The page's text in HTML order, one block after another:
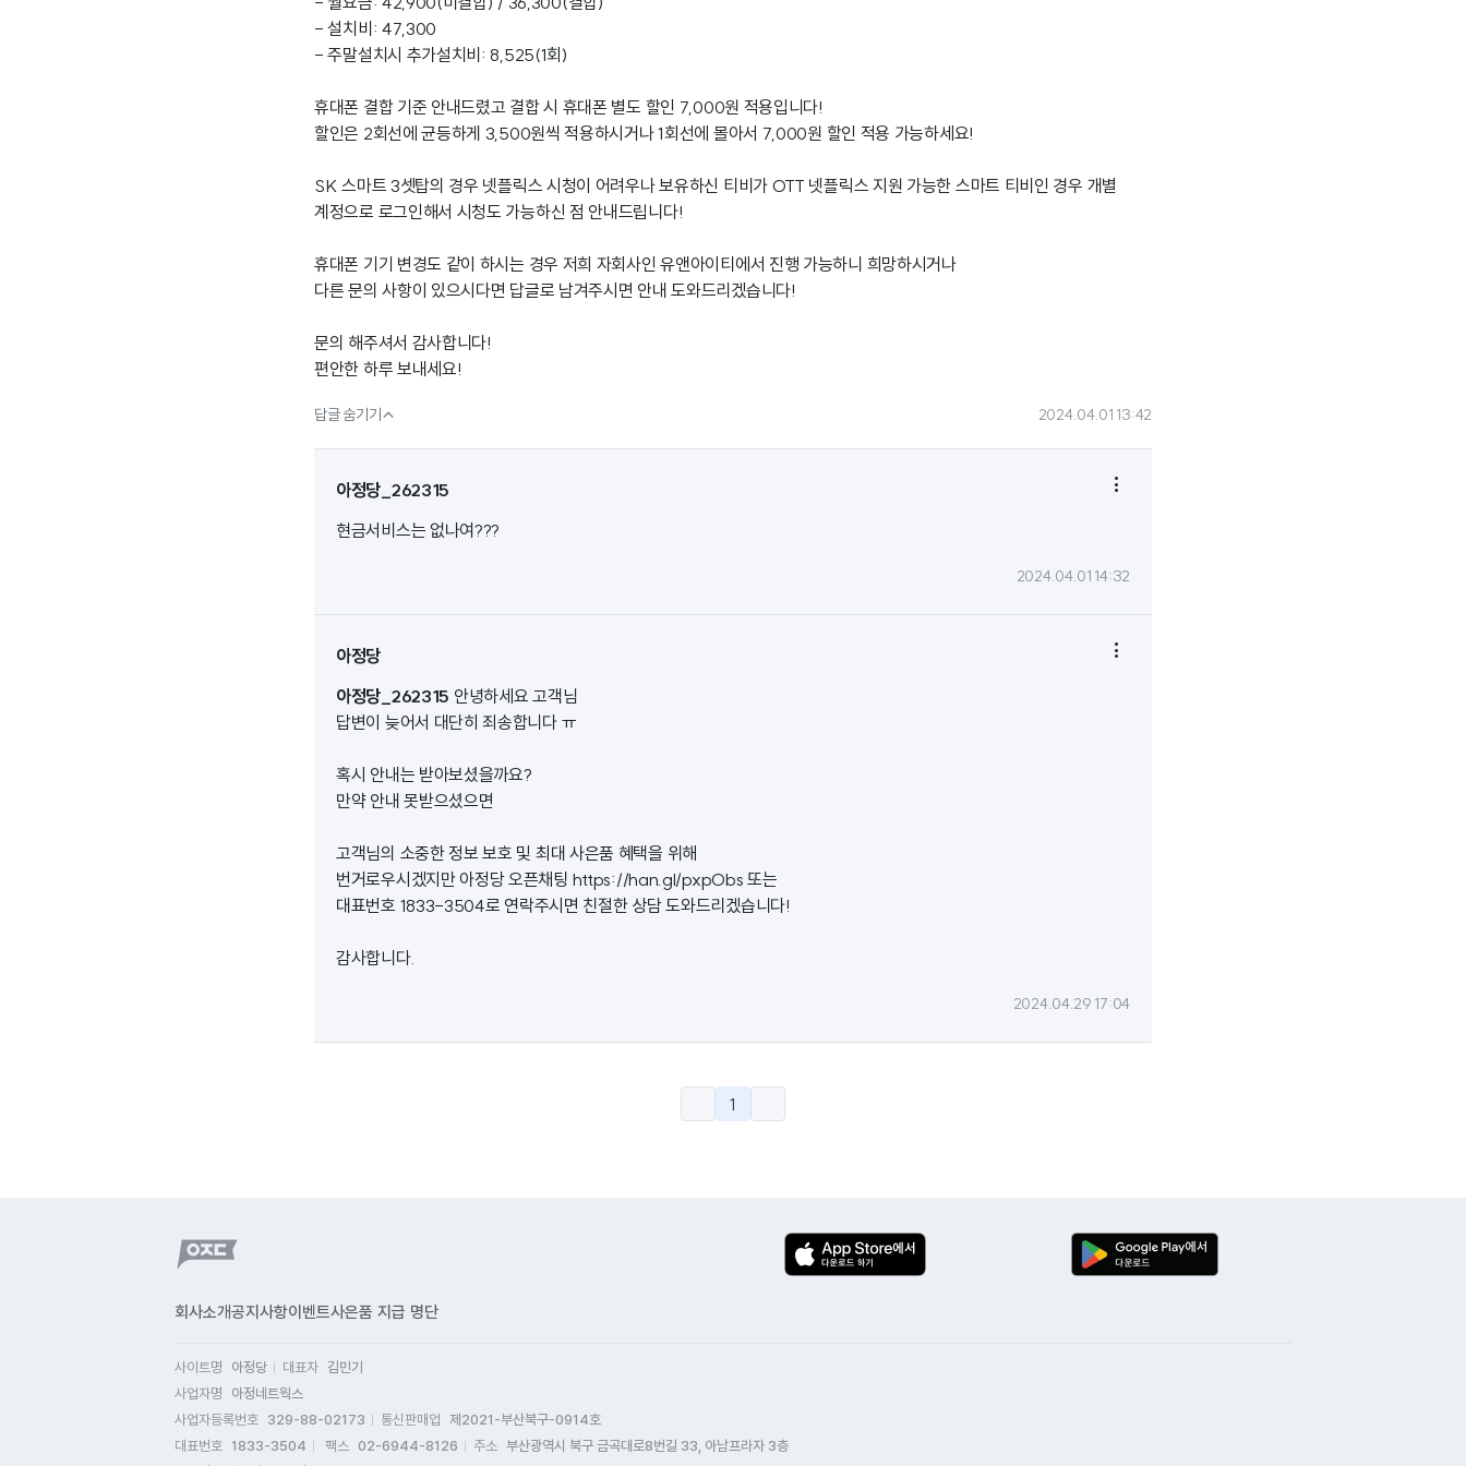
- 설치비: 47,300
- 주말설치시 추가설치비: 8,525(1회)
휴대폰 결합 기준 안내드렸고 결합 시 휴대폰 별도 할인 7,000원 적용입니다!
할인은 2회선에 균등하게 3,500원씩 적용하시거나 1회선에 몰아서 7,000원 할인 적용 가능하세요!
SK 스마트 3셋탑의 경우 넷플릭스 시청이 어려우나 보유하신 티비가 OTT 넷플릭스 지원 가능한 스마트 티비인 경우 개별
계정으로 로그인해서 시청도 가능하신 점 안내드립니다!
휴대폰 기기 변경도 같이 하시는 경우 저희 자회사인 유앤아이티에서 진행 가능하니 희망하시거나
다른 문의 사항이 있으시다면 답글로 남겨주시면 안내 도와드리겠습니다!
문의 해주셔서 감사합니다!
편안한 하루 보내세요!
답글 숨기기 2024.04.01 13:42
아정당_262315 
현금서비스는 없나여???
2024.04.01 14:32
아정당 
아정당_262315 안녕하세요 고객님
답변이 늦어서 대단히 죄송합니다 ㅠ
혹시 안내는 받아보셨을까요?
만약 안내 못받으셨으면
고객님의 소중한 정보 보호 및 최대 사은품 혜택을 위해
번거로우시겠지만 아정당 오픈채팅 https://han.gl/pxpObs 또는
대표번호 1833-3504로 연락주시면 친절한 상담 도와드리겠습니다!
감사합니다.
2024.04.29 17:04
1
회사소개공지사항이벤트사은품 지급 명단
사이트명 아정당 대표자 김민기
사업자명
아정네트웍스
사업자등록번호 329-88-02173 통신판매업
제2021-부산북구-0914호
대표번호 1833-3504 팩스 02-6944-8126 주소 부산광역시 북구 금곡대로8번길 33, 아남프라자 3층